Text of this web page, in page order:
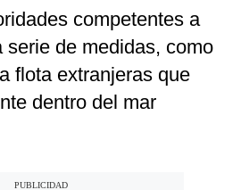
competentes a
serie de medidas, como
flota extranjeras que
dentro del mar